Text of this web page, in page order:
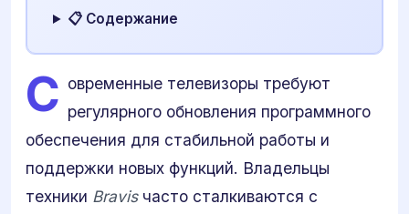
📋 Содержание
С овременные телевизоры требуют
регулярного обновления программного
обеспечения для стабильной работы и
поддержки новых функций. Владельцы
техники Bravisчасто сталкиваются с